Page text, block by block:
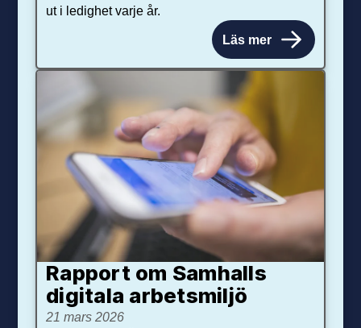
ut i ledighet varje år.
Läs mer
Rapport om Samhalls
digitala arbetsmiljö
21 mars 2026